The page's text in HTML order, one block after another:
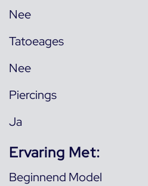
Nee
Tatoeages
Nee
Piercings
Ja
Ervaring Met:
Beginnend Model